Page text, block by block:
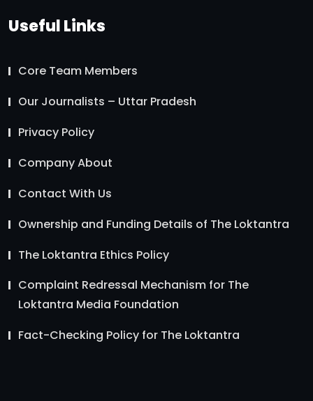
Useful Links
Core Team Members
Our Journalists – Uttar Pradesh
Privacy Policy
Company About
Contact With Us
Ownership and Funding Details of The Loktantra
The Loktantra Ethics Policy
Complaint Redressal Mechanism for The
Loktantra Media Foundation
Fact-Checking Policy for The Loktantra